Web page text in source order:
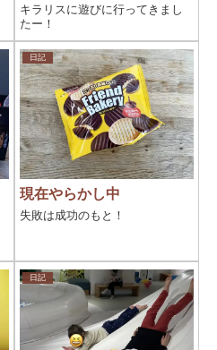
キラリスに遊びに行ってきまし
たー！
日記
現在やらかし中
失敗は成功のもと！
日記